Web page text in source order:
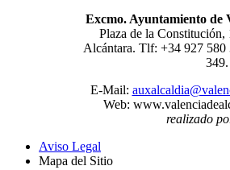
Excmo. Ayuntamiento de
Plaza de la Constitución,
Alcántara. Tlf: +34 927 580
349.
E-Mail:
Web:
realizado
Aviso Legal
Mapa del Sitio